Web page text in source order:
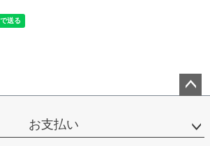
ップ
お支払い